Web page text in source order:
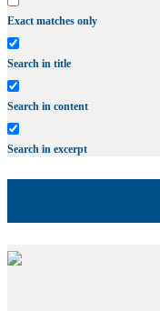
Exact matches only
Search in title
Search in content
Search in excerpt